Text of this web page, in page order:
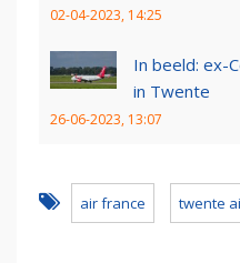
02-04-2023, 14:25
In beeld: ex-
in Twente
26-06-2023, 13:07
air france twente